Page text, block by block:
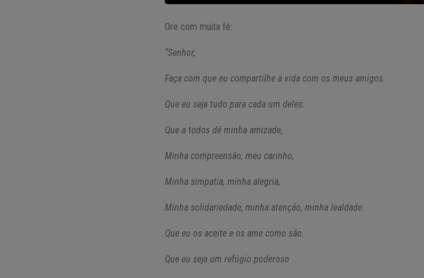
Ore com muita fé:
“Senhor,
Faça com que eu compartilhe a vida com os meus amigos.
Que eu seja tudo para cada um deles.
Que a todos dê minha amizade,
Minha compreensão, meu carinho,
Minha simpatia, minha alegria,
Minha solidariedade, minha atenção, minha lealdade.
Que eu os aceite e os ame como são.
Que eu seja um refúgio poderoso